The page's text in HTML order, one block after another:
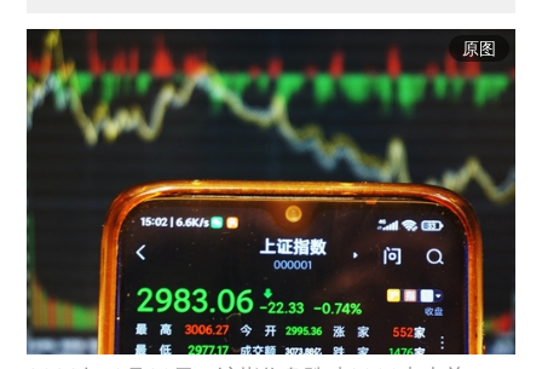
原图